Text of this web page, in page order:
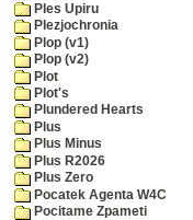
Ples Upiru
Plezjochronia
Plop (v1)
Plop (v2)
Plot
Plot's
Plundered Hearts
Plus
Plus Minus
Plus R2026
Plus Zero
Pocatek Agenta W4C
Pocitame Zpameti